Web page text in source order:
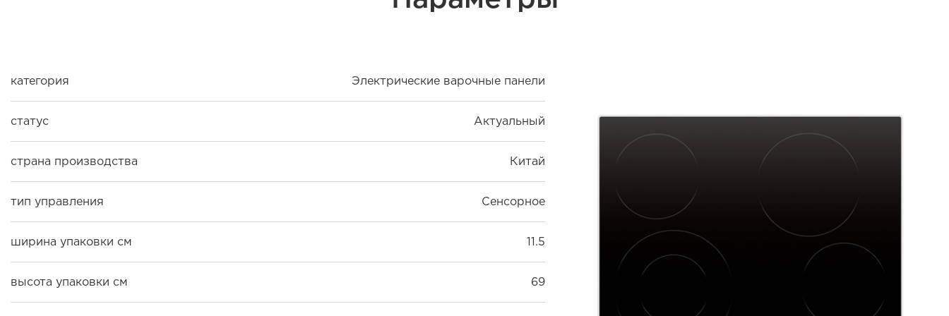
категория Электрические варочные панели
статус Актуальный
страна производства Китай
тип управления Сенсорное
ширина упаковки см 11.5
высота упаковки см 69